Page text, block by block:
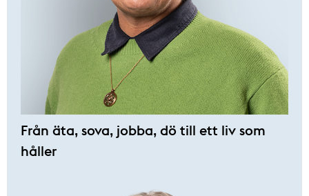
Från äta, sova, jobba, dö till ett liv som
håller